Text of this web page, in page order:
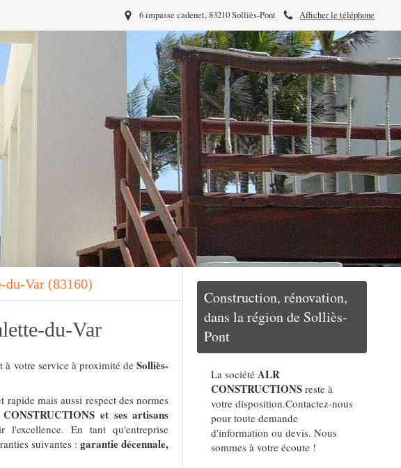
Afficher le téléphone
6 impasse cadenet, 83210 Solliès-Pont
du-Var (83160)
du-Var
à votre service à proximité deSolliès-
mais aussi respect des normes
et ses artisans
l'excellence. En tant qu'entreprise
suivantes :garantie décennale,
Construction, rénovation,
dans la région de Solliès-
Pont
La sociétéALR
CONSTRUCTIONS reste à
votre disposition.Contactez-nous
pour toute demande
d'information ou devis. Nous
sommes à votre écoute !